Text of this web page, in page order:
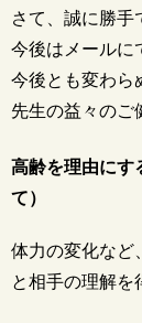
さて、誠に勝
今後はメールに
今後とも変わら
高齢を理由にす
て）
体力の変化など
と相手の理解を